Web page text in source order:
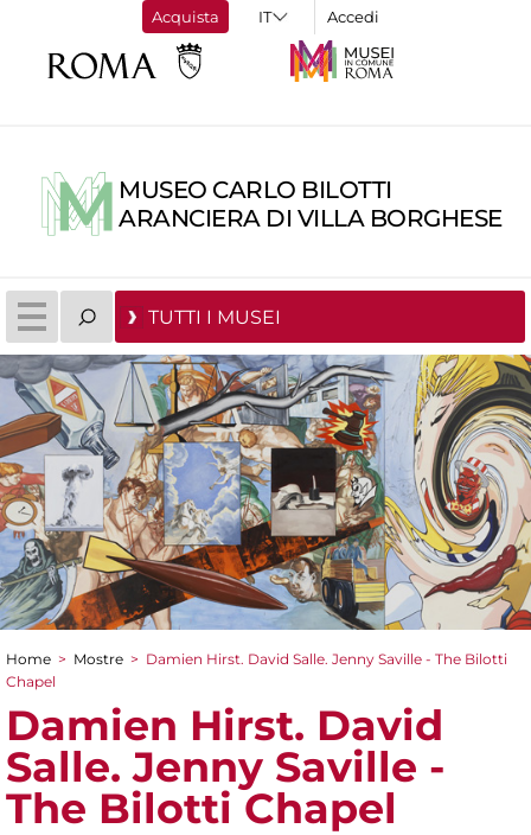
Acquista Accedi
MUSEO CARLO BILOTTI
ARANCIERA DI VILLA BORGHESE
TUTTI I MUSEI
Tu sei qui
Home > Mostre > Damien Hirst. David Salle. Jenny Saville - The Bilotti
Chapel
Damien Hirst. David
Salle. Jenny Saville -
The Bilotti Chapel